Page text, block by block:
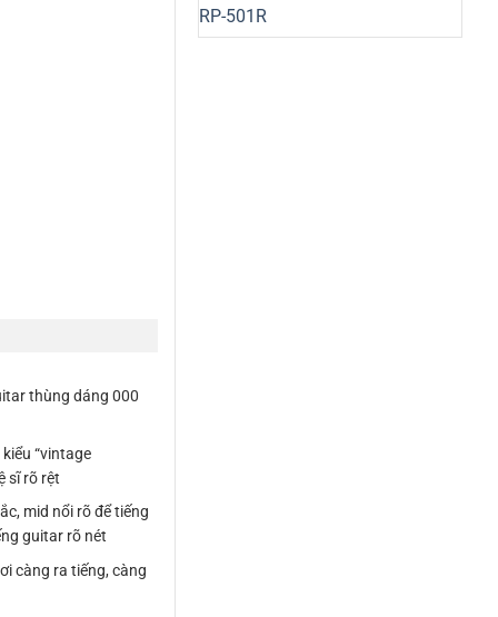
RP-501R
thùng dáng 000
“vintage
sĩ rõ rệt
mid nổi rõ để tiếng
guitar rõ nét
càng ra tiếng, càng